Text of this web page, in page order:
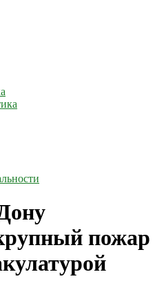
пожар